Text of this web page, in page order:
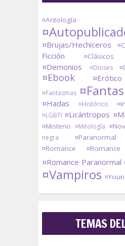
¤Antología
¤Brujas/Hechiceros
Ficción
¤Clásicos
¤Demonios ¤Dioses
¤Ebook ¤Erótico
¤Fantasmas
¤Hadas ¤Histórico
¤LGBTI ¤Licántropos
¤Misterio ¤Mitología
negra
¤Paranormal
¤Romance
¤Romance Paranormal
¤Vampiros
TEMAS